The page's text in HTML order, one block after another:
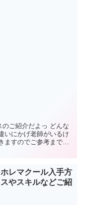
ご紹介だよっ どんな
いにかげ老師がいるけ
すのでご参考までに♪
ホレマクール入手方
やスキルなどご紹